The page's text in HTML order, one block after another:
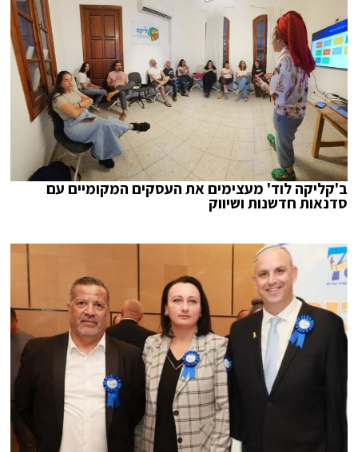
ב'קליקה לוד' מעצימים את העסקים המקומיים עם
סדנאות חדשנות ושיווק